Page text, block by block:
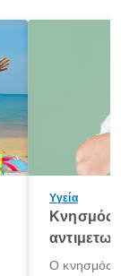
Υγεία
Κνησμός:
Ο κνησμός